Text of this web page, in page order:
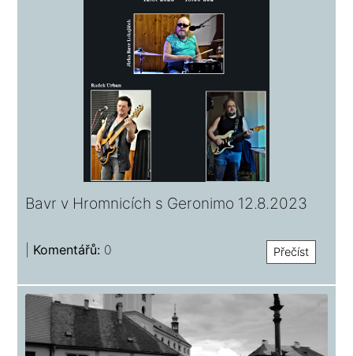
Bavr v Hromnicích s Geronimo 12.8.2023
Přečíst
Komentářů: 0